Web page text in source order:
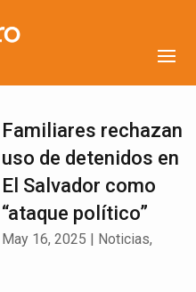
Familiares rechazan
uso de detenidos en
El Salvador como
“ataque político”
May 16, 2025 | Noticias,